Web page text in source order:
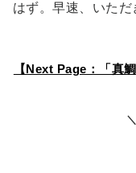
はず。早速、いただ
【Next Page：「真